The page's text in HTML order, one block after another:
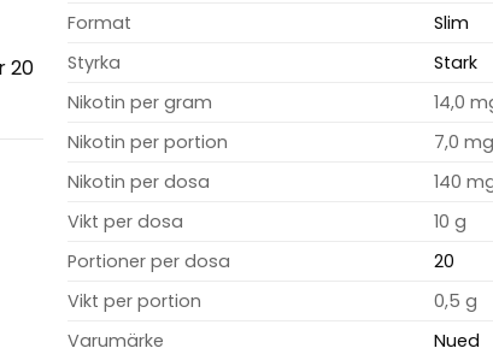
20
Format
Slim
Styrka
Stark
Nikotin per gram
14,0
Nikotin per portion
7,0 mg
Nikotin per dosa
140
Vikt per dosa
10 g
Portioner per dosa
20
Vikt per portion
0,5 g
Varumärke
Nued